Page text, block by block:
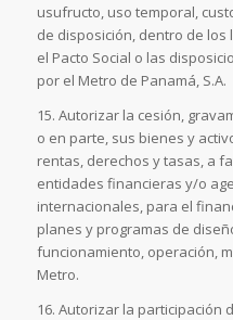
usufructo, uso temporal,
de disposición, dentro de
el Pacto Social o las
por el Metro de Panamá, S.A.
15. Autorizar la cesión,
o en parte, sus bienes y
rentas, derechos y tasas, a
entidades financieras y/o
internacionales, para el
planes y programas de
funcionamiento, operación,
Metro.
16. Autorizar la participación